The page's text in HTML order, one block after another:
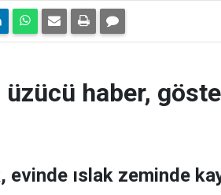
üzücü haber,
evinde ıslak zeminde